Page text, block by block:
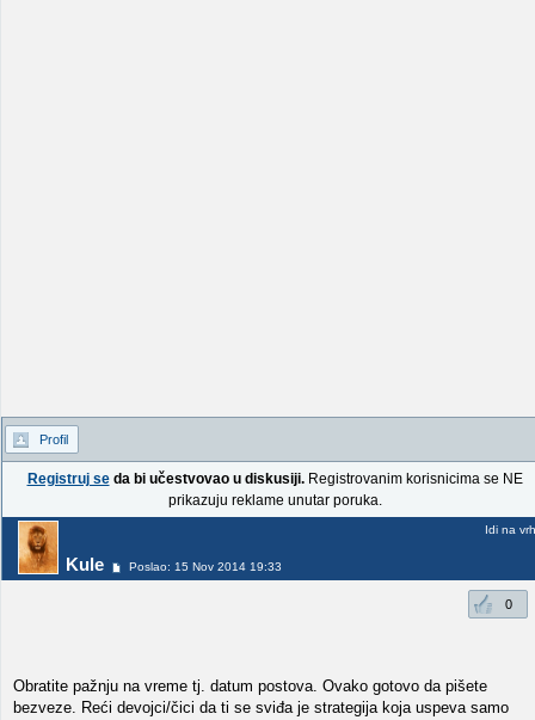
Profil
Registruj seda bi učestvovao u diskusiji.Registrovanim korisnicima se NE
prikazuju reklame unutar poruka.
Kule Poslao: 15 Nov 2014 19:33
Idi na vrh
0
Obratite pažnju na vreme tj. datum postova. Ovako gotovo da pišete
bezveze. Reći devojci/čici da ti se sviđa je strategija koja uspeva samo